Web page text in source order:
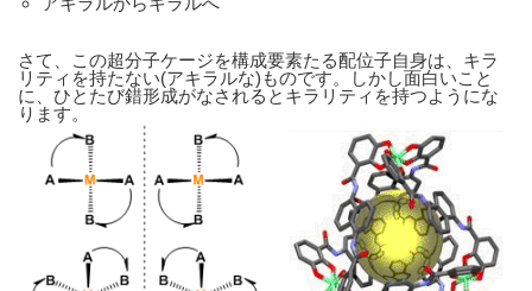
さて、この超分子ケージを構成要素たる配位子自身は、キラ
リティを持たない(アキラルな)ものです。しかし面白いこと
に、ひとたび錯形成がなされるとキラリティを持つようにな
ります。